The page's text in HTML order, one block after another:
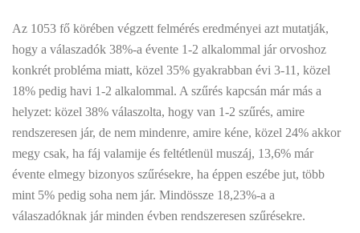
Az 1053 fő körében végzett felmérés eredményei azt mutatják,
hogy a válaszadók 38%-a évente 1-2 alkalommal jár orvoshoz
konkrét probléma miatt, közel 35% gyakrabban évi 3-11, közel
18% pedig havi 1-2 alkalommal. A szűrés kapcsán már más a
helyzet: közel 38% válaszolta, hogy van 1-2 szűrés, amire
rendszeresen jár, de nem mindenre, amire kéne, közel 24% akkor
megy csak, ha fáj valamije és feltétlenül muszáj, 13,6% már
évente elmegy bizonyos szűrésekre, ha éppen eszébe jut, több
mint 5% pedig soha nem jár. Mindössze 18,23%-a a
válaszadóknak jár minden évben rendszeresen szűrésekre.